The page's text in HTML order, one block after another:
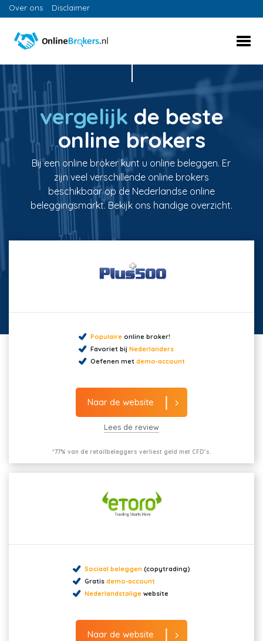
Over ons Disclaimer
vergelijk de beste
online brokers
Bij een online broker kunt u online beleggen. Er
zijn veel verschillende online brokers
beschikbaar op de Nederlandse online
beleggingsmarkt. Bekijk ons handige overzicht.
Populaireonline broker!
Favoriet bij Nederlanders
Oefenen met demo-account
Naar de website
Lees de review
*77% van de retailbeleggers verliest geld met CFD’s.
Sociaal beleggen (copytrading)
Gratis demo-account
Nederlandstalige website
Naar de website